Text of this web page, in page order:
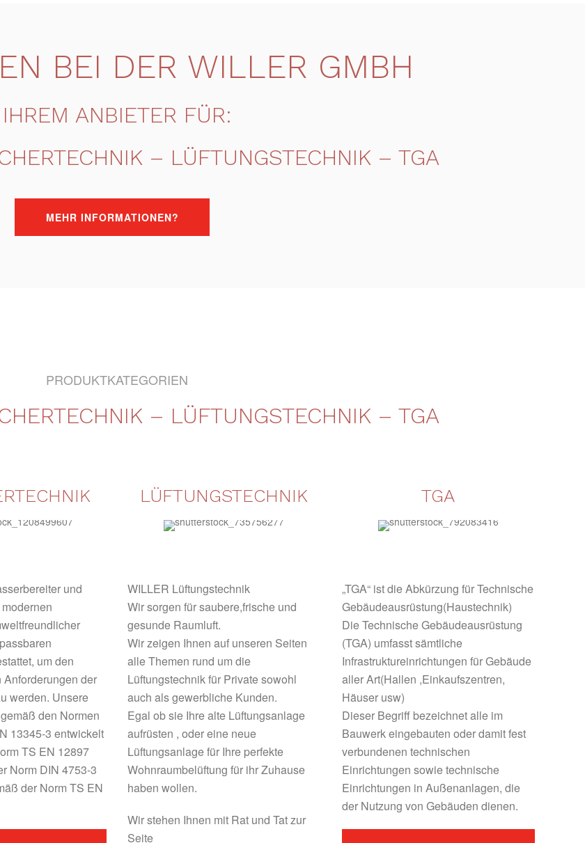
BEI DER WILLER GMBH
IHREM ANBIETER FÜR:
– LÜFTUNGSTECHNIK – TGA
MEHR INFORMATIONEN?
PRODUKTKATEGORIEN
– LÜFTUNGSTECHNIK – TGA
und
um den
der
werden. Unsere
den Normen
13345-3 entwickelt
TS EN 12897
Norm DIN 4753-3
der Norm TS EN
LÜFTUNGSTECHNIK
WILLER Lüftungstechnik
Wir sorgen für saubere,frische und
gesunde Raumluft.
Wir zeigen Ihnen auf unseren Seiten
alle Themen rund um die
Lüftungstechnik für Private sowohl
auch als gewerbliche Kunden.
Egal ob sie Ihre alte Lüftungsanlage
aufrüsten , oder eine neue
Lüftungsanlage für Ihre perfekte
Wohnraumbelüftung für ihr Zuhause
haben wollen.
Wir stehen Ihnen mit Rat und Tat zur
Seite
TGA
„TGA“ ist die Abkürzung für Technische
Gebäudeausrüstung(Haustechnik)
Die Technische Gebäudeausrüstung
(TGA) umfasst sämtliche
Infrastruktureinrichtungen für Gebäude
aller Art(Hallen ,Einkaufszentren,
Häuser usw)
Dieser Begriff bezeichnet alle im
Bauwerk eingebauten oder damit fest
verbundenen technischen
Einrichtungen sowie technische
Einrichtungen in Außenanlagen, die
der Nutzung von Gebäuden dienen.